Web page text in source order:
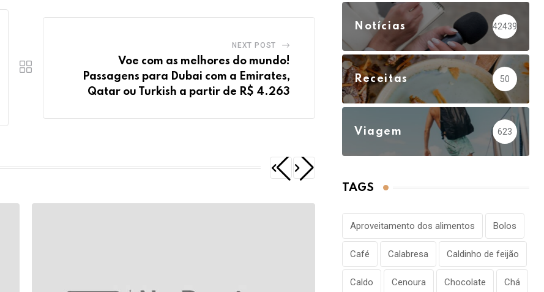
NEXT POST
Voe com as melhores do mundo!
Passagens para Dubai com a Emirates,
Qatar ou Turkish a partir de R$ 4.263
Notícias 42439
Receitas 50
Viagem 623
TAGS
Aproveitamento dos alimentos Bolos
Café Calabresa Caldinho de feijão
Caldo Cenoura Chocolate Chá